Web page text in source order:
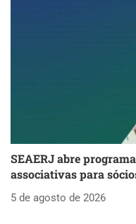
SEAERJ abre
associativas para
5 de agosto de 2026